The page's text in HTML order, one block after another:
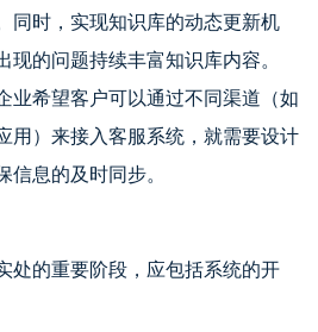
同时，实现知识库的动态更新机
的问题持续丰富知识库内容。
业希望客户可以通过不同渠道（如
用）来接入客服系统，就需要设计
息的及时同步。
处的重要阶段，应包括系统的开